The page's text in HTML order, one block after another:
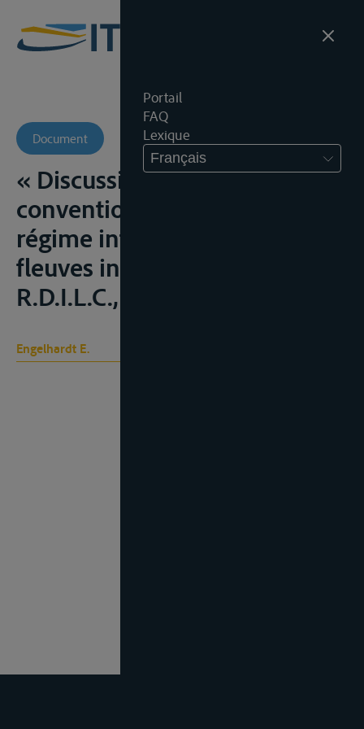
Portail
FAQ
Lexique
Français
Document
« Discussion des actes
conventionnels relatif au
régime international des
fleuves internationaux »,
R.D.I.L.C., 1881
Engelhardt E.